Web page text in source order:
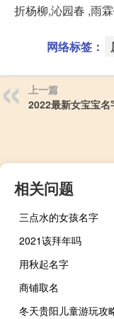
折杨柳,沁园春 ,雨
网络标签：
上一篇
2022最新女宝宝名
相关问题
三点水的女孩名字
2021该拜年吗
用秋起名字
商铺取名
冬天贵阳儿童游玩攻